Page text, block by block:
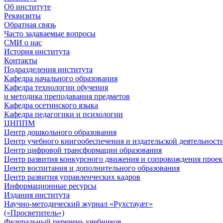
Об институте
Реквизиты
Обратная связь
Часто задаваемые вопросы
СМИ о нас
История института
Контакты
Подразделения института
Кафедра начального образования
Кафедра технологии обучения
и методика преподавания предметов
Кафедра осетинского языка
Кафедра педагогики и психологии
ЦНППМ
Центр дошкольного образования
Центр учебного книгообеспечения и издательской
Центр цифровой трансформации образования
Центр развития конкурсного движения и сопровождения
Центр воспитания и дополнительного образования
Центр развития управленческих кадров
Информационные ресурсы
Издания института
Научно-методический журнал «Рухстауæг»
(«Просветитель»)